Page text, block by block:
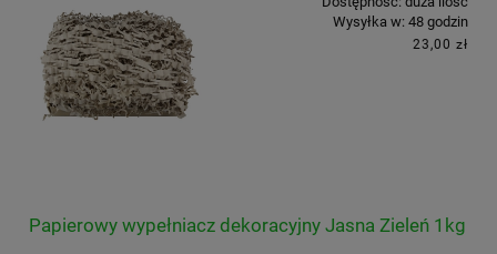
Wysyłka w: 48 godzin
23,00 zł
Papierowy wypełniacz dekoracyjny Jasna Zieleń 1kg